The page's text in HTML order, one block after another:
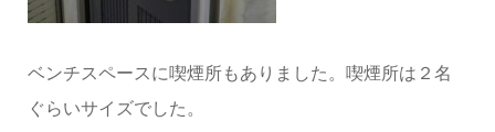
ベンチスペースに喫煙所もありました。喫煙所は２名
ぐらいサイズでした。